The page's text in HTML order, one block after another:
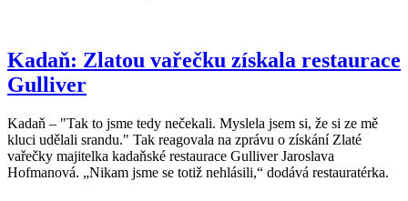
Kadaň: Zlatou vařečku získala restaurace
Gulliver
Kadaň – "Tak to jsme tedy nečekali. Myslela jsem si, že si ze mě
kluci udělali srandu." Tak reagovala na zprávu o získání Zlaté
vařečky majitelka kadaňské restaurace Gulliver Jaroslava
Hofmanová. „Nikam jsme se totiž nehlásili,“ dodává restauratérka.